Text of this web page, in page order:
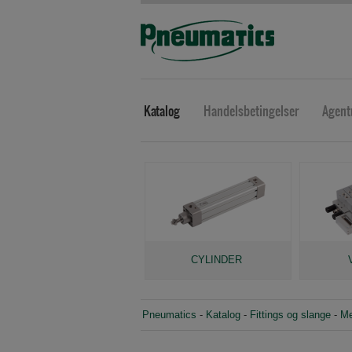
Katalog Handelsbetingelser
CYLINDER
Pneumatics - Katalog - Fittings og slange -